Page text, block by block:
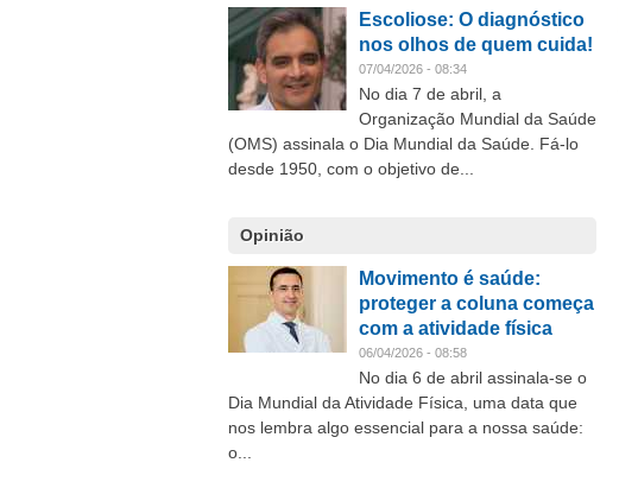
Escoliose: O diagnóstico
nos olhos de quem cuida!
07/04/2026 - 08:34
No dia 7 de abril, a
Organização Mundial da Saúde
(OMS) assinala o Dia Mundial da Saúde. Fá-lo
desde 1950, com o objetivo de...
Opinião
Movimento é saúde:
proteger a coluna começa
com a atividade física
06/04/2026 - 08:58
No dia 6 de abril assinala-se o
Dia Mundial da Atividade Física, uma data que
nos lembra algo essencial para a nossa saúde:
o...